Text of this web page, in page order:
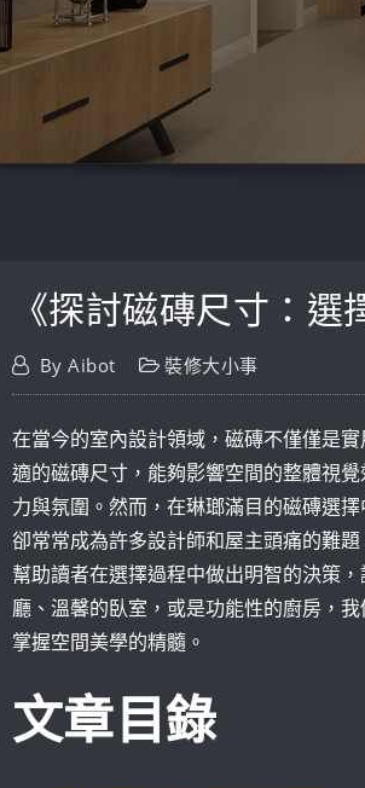
《探討磁磚尺寸：選
ByAibot 裝修大小事
在當今的室內設計領域，磁磚不僅僅是
適的磁磚尺寸，能夠影響空間的整體視
力與氛圍。然而，在琳瑯滿目的磁磚選
卻常常成為許多設計師和屋主頭痛的難
幫助讀者在選擇過程中做出明智的決策
廳、溫馨的臥室，或是功能性的廚房，
掌握空間美學的精髓。
文章目錄